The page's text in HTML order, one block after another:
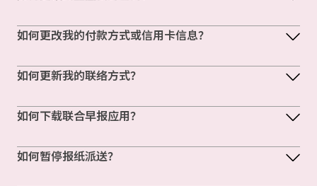
如何更改我的付款方式或信用卡信息？
如何更新我的联络方式？
如何下载联合早报应用？
如何暂停报纸派送？